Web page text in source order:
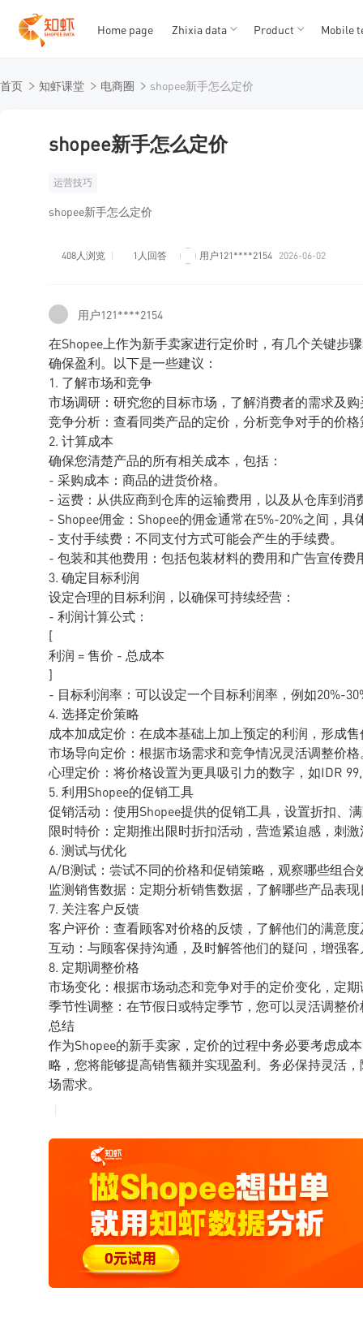
12345
Home page Zhixia data Product Mobile
首页 知虾课堂 电商圈 shopee新手怎么定价
shopee新手怎么定价
运营技巧
shopee新手怎么定价
408人浏览 1人回答 用户121****2154 2026-06-02
用户121****2154
在Shopee上作为新手卖家进行定价时，有几个关键步
确保盈利。以下是一些建议：
1. 了解市场和竞争
市场调研：研究您的目标市场，了解消费者的需求及
竞争分析：查看同类产品的定价，分析竞争对手的价
2. 计算成本
确保您清楚产品的所有相关成本，包括：
- 采购成本：商品的进货价格。
- 运费：从供应商到仓库的运输费用，以及从仓库到消
- Shopee佣金：Shopee的佣金通常在5%-20%之间，具
- 支付手续费：不同支付方式可能会产生的手续费。
- 包装和其他费用：包括包装材料的费用和广告宣传费
3. 确定目标利润
设定合理的目标利润，以确保可持续经营：
- 利润计算公式：
[
利润 = 售价 - 总成本
]
- 目标利润率：可以设定一个目标利润率，例如20%-
4. 选择定价策略
成本加成定价：在成本基础上加上预定的利润，形成
市场导向定价：根据市场需求和竞争情况灵活调整价格
心理定价：将价格设置为更具吸引力的数字，如IDR
5. 利用Shopee的促销工具
促销活动：使用Shopee提供的促销工具，设置折扣、
限时特价：定期推出限时折扣活动，营造紧迫感，刺
6. 测试与优化
A/B测试：尝试不同的价格和促销策略，观察哪些组合
监测销售数据：定期分析销售数据，了解哪些产品表
7. 关注客户反馈
客户评价：查看顾客对价格的反馈，了解他们的满意
互动：与顾客保持沟通，及时解答他们的疑问，增强
8. 定期调整价格
市场变化：根据市场动态和竞争对手的定价变化，定
季节性调整：在节假日或特定季节，您可以灵活调整
总结
作为Shopee的新手卖家，定价的过程中务必要考虑成
略，您将能够提高销售额并实现盈利。务必保持灵活
场需求。